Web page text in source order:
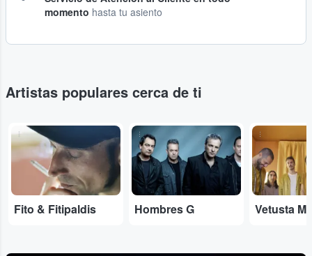
momento hasta tu asiento
Artistas populares cerca de ti
...
Fito & Fitipaldis
...
Hombres G
...
Vetusta